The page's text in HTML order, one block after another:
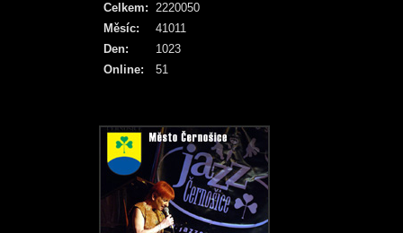
Online: 51
Celkem: 2220050
Měsíc:
41011
Den:
1023